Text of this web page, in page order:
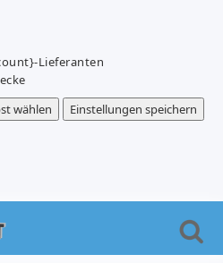
Lieferanten
wählen
Einstellungen speichern